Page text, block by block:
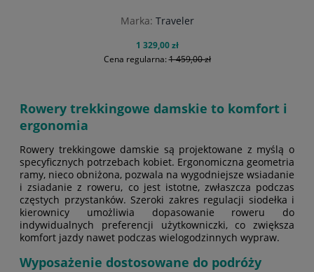
Marka: Traveler
1 329,00 zł
Cena regularna:1 459,00 zł
do koszyka
Rowery trekkingowe damskie to komfort i
ergonomia
Rowery trekkingowe damskie są projektowane z myślą o
specyficznych potrzebach kobiet. Ergonomiczna geometria
ramy, nieco obniżona, pozwala na wygodniejsze wsiadanie
i zsiadanie z roweru, co jest istotne, zwłaszcza podczas
częstych przystanków. Szeroki zakres regulacji siodełka i
kierownicy umożliwia dopasowanie roweru do
indywidualnych preferencji użytkowniczki, co zwiększa
komfort jazdy nawet podczas wielogodzinnych wypraw.
Wyposażenie dostosowane do podróży